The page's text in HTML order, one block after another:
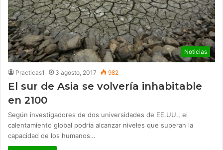
Noticias
Practicas1 3 agosto, 2017 982
El sur de Asia se volvería inhabitable
en 2100
Según investigadores de dos universidades de EE.UU., el
calentamiento global podría alcanzar niveles que superan la
capacidad de los humanos…